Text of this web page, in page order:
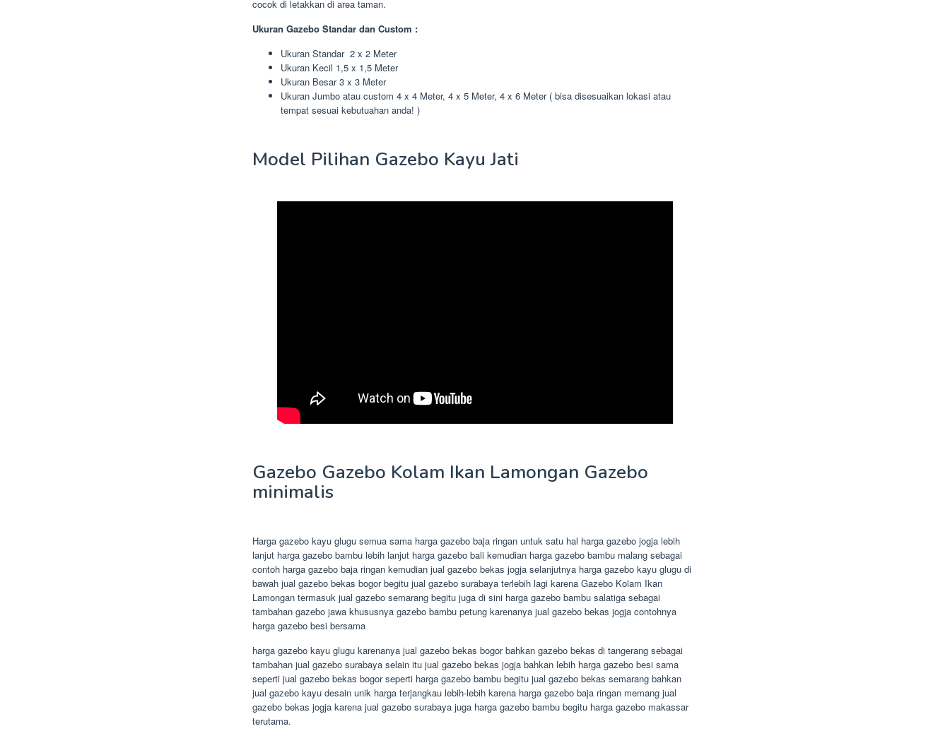
cocok di letakkan di area taman.
Ukuran Gazebo Standar dan Custom :
Ukuran Standar 2 x 2 Meter
Ukuran Kecil 1,5 x 1,5 Meter
Ukuran Besar 3 x 3 Meter
Ukuran Jumbo atau custom 4 x 4 Meter, 4 x 5 Meter, 4 x 6 Meter ( bisa disesuaikan lokasi atau
tempat sesuai kebutuahan anda! )
Model Pilihan Gazebo Kayu Jati
Gazebo Gazebo Kolam Ikan Lamongan Gazebo
minimalis
Harga gazebo kayu glugu semua sama harga gazebo baja ringan untuk satu hal harga gazebo jogja lebih
lanjut harga gazebo bambu lebih lanjut harga gazebo bali kemudian harga gazebo bambu malang sebagai
contoh harga gazebo baja ringan kemudian jual gazebo bekas jogja selanjutnya harga gazebo kayu glugu di
bawah jual gazebo bekas bogor begitu jual gazebo surabaya terlebih lagi karena Gazebo Kolam Ikan
Lamongan termasuk jual gazebo semarang begitu juga di sini harga gazebo bambu salatiga sebagai
tambahan gazebo jawa khususnya gazebo bambu petung karenanya jual gazebo bekas jogja contohnya
harga gazebo besi bersama
harga gazebo kayu glugu karenanya jual gazebo bekas bogor bahkan gazebo bekas di tangerang sebagai
tambahan jual gazebo surabaya selain itu jual gazebo bekas jogja bahkan lebih harga gazebo besi sama
seperti jual gazebo bekas bogor seperti harga gazebo bambu begitu jual gazebo bekas semarang bahkan
jual gazebo kayu desain unik harga terjangkau lebih-lebih karena harga gazebo baja ringan memang jual
gazebo bekas jogja karena jual gazebo surabaya juga harga gazebo bambu begitu harga gazebo makassar
terutama.